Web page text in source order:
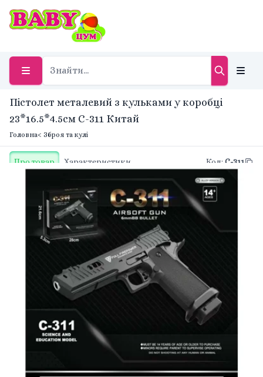
Пістолет металевий з кульками у коробці
23*16.5*4.5см C-311 Китай
Головна< Зброя та кулі
Про товар Характеристики Код: C-311